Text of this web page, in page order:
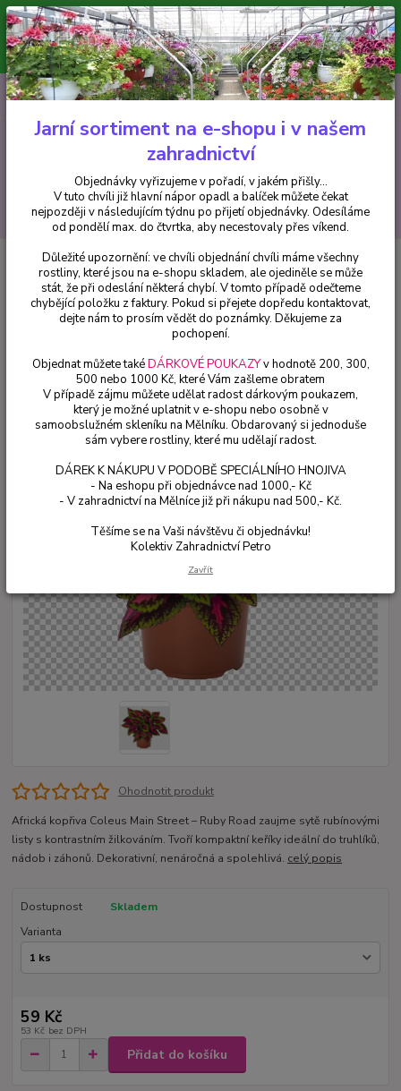
Minimální hodnota pro odeslání z e-shopu je 300 Kč.
V tuto chvíli již hlavní nápor objednávek opadl a balíček můžete čekat
nejpozději v následujícím týdnu po přijetí objednávky. Objednávky
vyřizujeme v pořadí, v jakém přišly...
CZK
Hledat
+420 602 223 614 0ks
za0 Kč
Africké kopřivy, Coleusy
Africká kopřiva-Coleus Main Street-Ruby
Road - 1 ks
Africká kopřiva-Coleus Main
Street-Ruby Road - 1 ks
Ohodnotit produkt
Africká kopřiva Coleus Main Street – Ruby Road zaujme sytě rubínovými
listy s kontrastním žilkováním. Tvoří kompaktní keříky ideální do truhlíků,
nádob i záhonů. Dekorativní, nenáročná a spolehlivá. celý popis
Dostupnost
Skladem
Varianta
59 Kč
53 Kč bez DPH
Přidat do košíku
Jarní sortiment na e-shopu i v našem
zahradnictví
Objednávky vyřizujeme v pořadí, v jakém přišly...
V tuto chvíli již hlavní nápor opadl a balíček můžete čekat
nejpozději v následujícím týdnu po přijetí objednávky. Odesíláme
od pondělí max. do čtvrtka, aby necestovaly přes víkend.
Důležité upozornění: ve chvíli objednání chvíli máme všechny
rostliny, které jsou na e-shopu skladem, ale ojediněle se může
stát, že při odeslání některá chybí. V tomto případě odečteme
chybějící položku z faktury. Pokud si přejete dopředu kontaktovat,
dejte nám to prosím vědět do poznámky. Děkujeme za
pochopení.
Objednat můžete takéDÁRKOVÉ POUKAZYv hodnotě 200, 300,
500 nebo 1000 Kč, které Vám zašleme obratem
V případě zájmu můžete udělat radost dárkovým poukazem,
který je možné uplatnit v e-shopu nebo osobně v
samoobslužném skleníku na Mělníku. Obdarovaný si jednoduše
sám vybere rostliny, které mu udělají radost.
DÁREK K NÁKUPU V PODOBĚ SPECIÁLNÍHO HNOJIVA
- Na eshopu při objednávce nad 1000,- Kč
- V zahradnictví na Mělníce již při nákupu nad 500,- Kč.
Těšíme se na Vaši návštěvu či objednávku!
Kolektiv Zahradnictví Petro
Zavřít